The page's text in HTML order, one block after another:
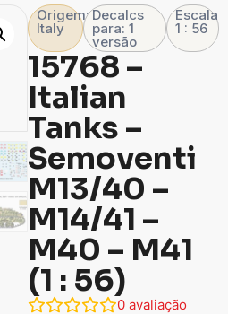
Origem:
Italy
Decalcs
para: 1
versão
Escala
1 : 56
15768 –
Italian
Tanks –
Semoventi
M13/40 –
M14/41 –
M40 – M41
(1 : 56)
0 avaliação